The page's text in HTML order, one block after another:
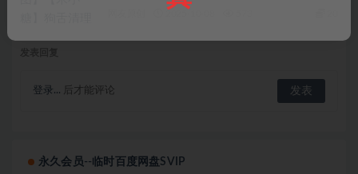
登录... 后才能评论
永久会员--临时百度网盘SVIP